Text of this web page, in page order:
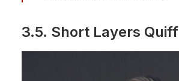
3.5. Short Layers Quiff